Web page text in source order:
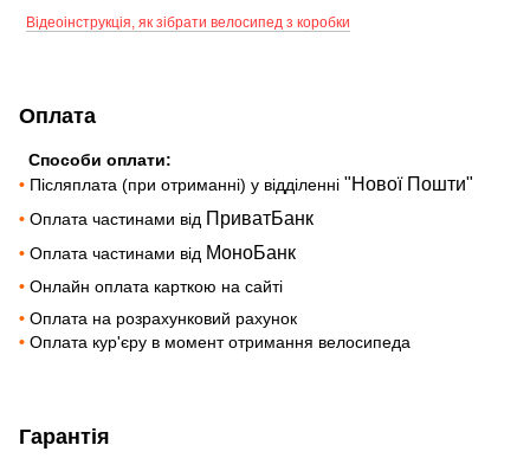
Відеоінструкція, як зібрати велосипед з коробки
Оплата
Способи оплати:
• Післяплата (при отриманні) у відділенні "Нової Пошти"
• Оплата частинами від ПриватБанк
• Оплата частинами від МоноБанк
• Онлайн оплата карткою на сайті
• Оплата на розрахунковий рахунок
• Оплата кур'єру в момент отримання велосипеда
Гарантія